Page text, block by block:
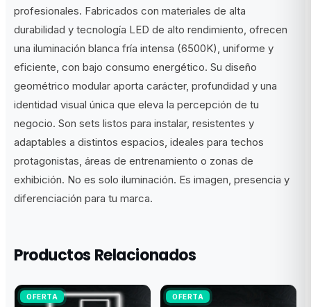
profesionales. Fabricados con materiales de alta
durabilidad y tecnología LED de alto rendimiento, ofrecen
una iluminación blanca fría intensa (6500K), uniforme y
eficiente, con bajo consumo energético. Su diseño
geométrico modular aporta carácter, profundidad y una
identidad visual única que eleva la percepción de tu
negocio. Son sets listos para instalar, resistentes y
adaptables a distintos espacios, ideales para techos
protagonistas, áreas de entrenamiento o zonas de
exhibición. No es solo iluminación. Es imagen, presencia y
diferenciación para tu marca.
Productos Relacionados
OFERTA OFERTA